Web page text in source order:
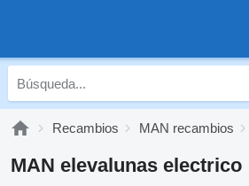
Recambios MAN recambios
MAN elevalunas electrico